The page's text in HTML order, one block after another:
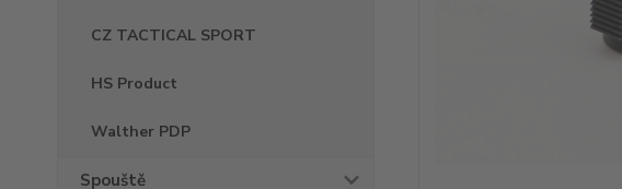
CZ TACTICAL SPORT
HS Product
Walther PDP
Spouště